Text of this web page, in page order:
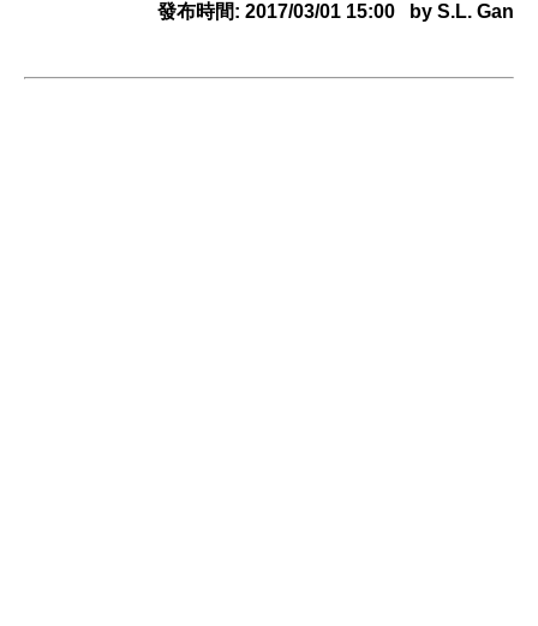
發布時間: 2017/03/01 15:00 by S.L. Gan